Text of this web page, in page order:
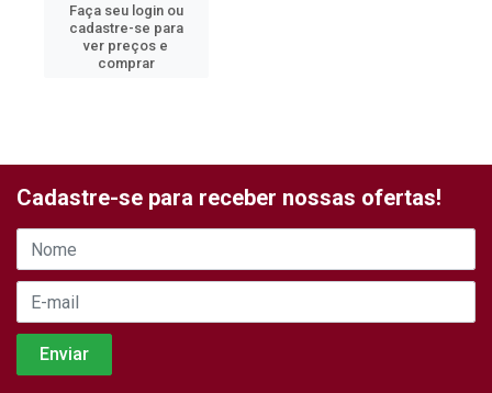
Faça seu login ou
cadastre-se para
ver preços e
comprar
Cadastre-se para receber nossas ofertas!